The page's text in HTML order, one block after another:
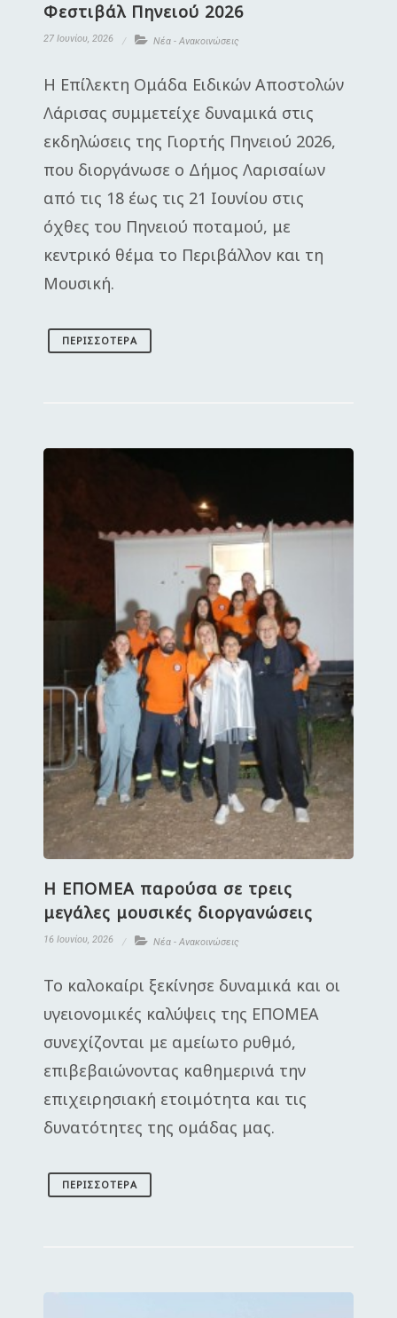
Φεστιβάλ Πηνειού 2026
27 Ιουνίου, 2026 Νέα - Ανακοινώσεις
Η Επίλεκτη Ομάδα Ειδικών Αποστολών
Λάρισας συμμετείχε δυναμικά στις
εκδηλώσεις της Γιορτής Πηνειού 2026,
που διοργάνωσε ο Δήμος Λαρισαίων
από τις 18 έως τις 21 Ιουνίου στις
όχθες του Πηνειού ποταμού, με
κεντρικό θέμα το Περιβάλλον και τη
Μουσική.
ΠΕΡΙΣΣΌΤΕΡΑ
Η ΕΠΟΜΕΑ παρούσα σε τρεις
μεγάλες μουσικές διοργανώσεις
16 Ιουνίου, 2026 Νέα - Ανακοινώσεις
Το καλοκαίρι ξεκίνησε δυναμικά και οι
υγειονομικές καλύψεις της ΕΠΟΜΕΑ
συνεχίζονται με αμείωτο ρυθμό,
επιβεβαιώνοντας καθημερινά την
επιχειρησιακή ετοιμότητα και τις
δυνατότητες της ομάδας μας.
ΠΕΡΙΣΣΌΤΕΡΑ